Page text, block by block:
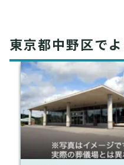
東京都中野区で